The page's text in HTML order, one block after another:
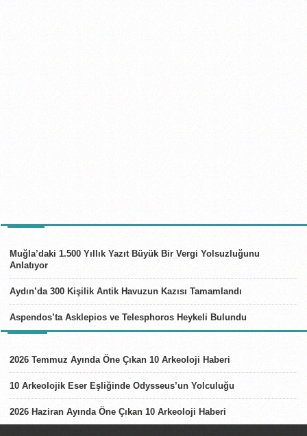
Muğla’daki 1.500 Yıllık Yazıt Büyük Bir Vergi Yolsuzluğunu
Anlatıyor
Aydın’da 300 Kişilik Antik Havuzun Kazısı Tamamlandı
Aspendos’ta Asklepios ve Telesphoros Heykeli Bulundu
2026 Temmuz Ayında Öne Çıkan 10 Arkeoloji Haberi
10 Arkeolojik Eser Eşliğinde Odysseus’un Yolculuğu
2026 Haziran Ayında Öne Çıkan 10 Arkeoloji Haberi